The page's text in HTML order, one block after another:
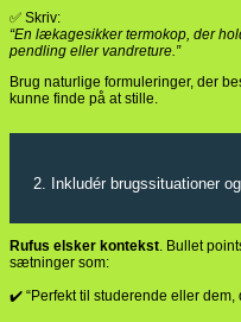
✅ Skriv:
“En lækagesikker termokop, der
pendling eller vandreture.”
Brug naturlige formuleringer, der
kunne finde på at stille.
2. Inkludér brugssituationer
Rufus elsker kontekst . Bullet
sætninger som:
✔️ “Perfekt til studerende eller dem,